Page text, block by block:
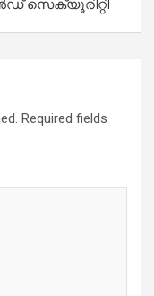
സെക്യൂരിറ്റി
Required fields